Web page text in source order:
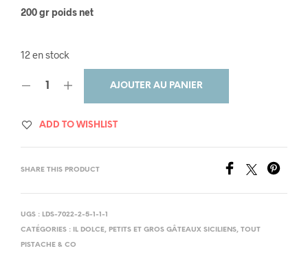
200 gr poids net
12 en stock
AJOUTER AU PANIER
ADD TO WISHLIST
SHARE THIS PRODUCT
UGS : LDS-7022-2-5-1-1-1
CATÉGORIES :
IL DOLCE, PETITS ET GROS GÂTEAUX SICILIENS, TOUT
PISTACHE & CO